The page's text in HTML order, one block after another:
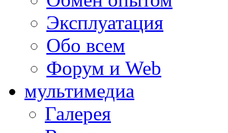
Эксплуатация
Обо всем
Форум и Web
мультимедиа
Галерея